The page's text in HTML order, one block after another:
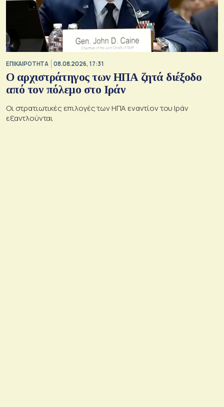
ΕΠΙΚΑΙΡΟΤΗΤΑ 08.08.2026, 17:31
Ο αρχιστράτηγος των ΗΠΑ ζητά διέξοδο
από τον πόλεμο στο Ιράν
Οι στρατιωτικές επιλογές των ΗΠΑ εναντίον του Ιράν
εξαντλούνται